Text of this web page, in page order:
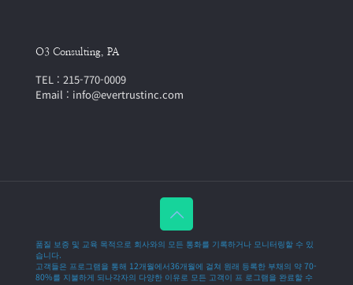
O3 Consulting, PA
TEL : 215-770-0009
Email : info@evertrustinc.com
품질 보증 및 교육 목적으로 회사와의 모든 통화를 기록하거나 모니터링할 수 있
습니다.
고객들은 프로그램을 통해 12개월에서36개월에 걸쳐 원래 등록한 부채의 약 70-
80%를 지불하게 되나각자의 다양한 이유로 모든 고객이 프 로그램을 완료할 수